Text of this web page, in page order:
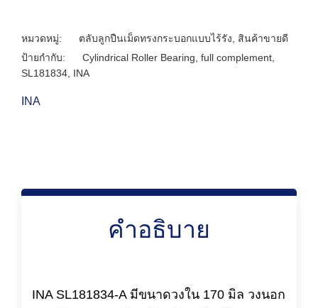
หมวดหมู่: ตลับลูกปืนเม็ดทรงกระบอกแบบไร้รัง
สินค้าขายดี
ป้ายกำกับ:
Cylindrical Roller Bearing full complement
SL181834 INA
INA
คำอธิบาย
INA SL181834-A มีขนาดวงใน 170 มิล วงนอก